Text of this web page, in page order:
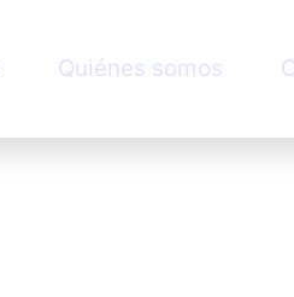
Quiénes somos